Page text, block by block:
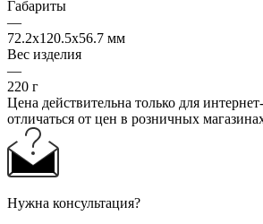
Габариты
—
72.2x120.5x56.7 мм
Вес изделия
—
220 г
Цена действительна только для
отличаться от цен в розничных
Нужна консультация?